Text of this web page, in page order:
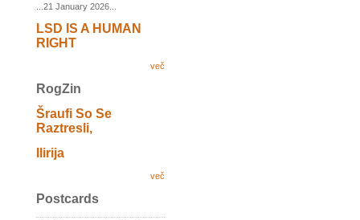
...21 January 2026...
LSD IS A HUMAN
RIGHT
več
RogZin
Šraufi So Se
Raztresli,
Ilirija
več
Postcards